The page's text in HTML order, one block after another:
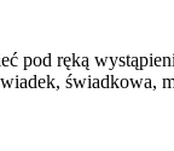
ręką
świadkowa,